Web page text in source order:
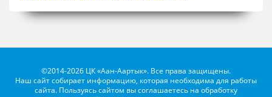
©2014-2026 ЦК «Аан-Аартык». Все права защищены.
Наш сайт собирает информацию, которая необходима для работы
сайта. Пользуясь сайтом вы соглашаетесь на обработку